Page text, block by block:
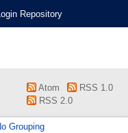
Repository
Atom
RSS 1.0
RSS 2.0
Grouping